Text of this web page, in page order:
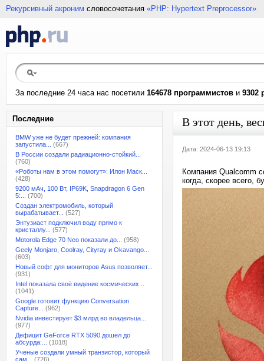
Рекурсивный акроним словосочетания «PHP: Hypertext Preprocessor»
За последние 24 часа нас посетили 164678 программистов и 9302
Последние
BMW уже не будет прежней: компания
запустила...
(667)
В России создали радиационно-стойкий...
(760)
«Роботы нам в этом помогут»: Илон Маск...
(428)
9200 мАч, 100 Вт, IP69K, Snapdragon 6 Gen
5:...
(700)
Создан электромобиль, который
вырабатывает...
(527)
Энтузиаст подключил воду прямо к
кристаллу...
(577)
Motorola Edge 70 Neo показали до...
(958)
Geely Monjaro, Coolray, Cityray и Okavango...
(603)
Новый софт для мониторов Asus позволяет...
(931)
Intel показала своё видение космических...
(1041)
Google готовит функцию Conversation
Capture...
(962)
Nvidia инвестирует $3 млрд во владельца...
(977)
Дефицит GeForce RTX 5090 дошел до
абсурда:...
(1018)
Ученые создали умный транзистор, который
сам...
(726)
В этот день,
Дата: 2024-06-13 19:13
Компания Qualcomm
когда, скорее всего,